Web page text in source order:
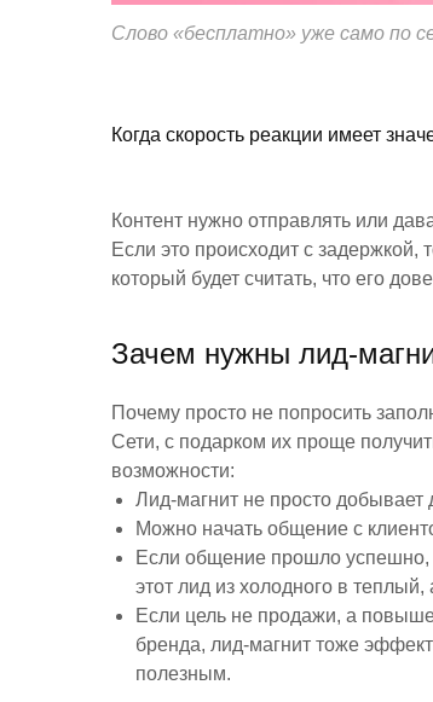
Слово «бесплатно» уже само по
Когда скорость реакции имеет
Контент нужно отправлять или
Если это происходит с задержкой,
который будет считать, что его
Зачем нужны лид-
Почему просто не попросить
Сети, с подарком их проще
возможности:
Лид-магнит не просто добывает
Можно начать общение с
Если общение прошло успешно,
этот лид из холодного в
Если цель не продажи, а
бренда, лид-магнит тоже
полезным.